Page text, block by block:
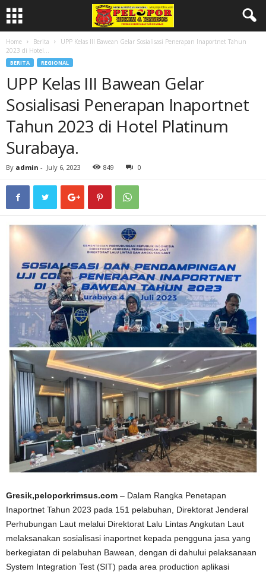
Home Berita
UPP Kelas III Bawean Gelar Sosialisasi Penerapan Inaportnet Tahun
2023 di Hotel...
BERITA REGIONAL
UPP Kelas III Bawean Gelar
Sosialisasi Penerapan Inaportnet
Tahun 2023 di Hotel Platinum
Surabaya.
By admin - July 6, 2023 849 0
Gresik,peloporkrimsus.com – Dalam Rangka Penetapan
Inaportnet Tahun 2023 pada 151 pelabuhan, Direktorat Jenderal
Perhubungan Laut melalui Direktorat Lalu Lintas Angkutan Laut
melaksanakan sosialisasi inaportnet kepada pengguna jasa yang
berkegiatan di pelabuhan Bawean, dengan di dahului pelaksanaan
System Integration Test (SIT) pada area production aplikasi